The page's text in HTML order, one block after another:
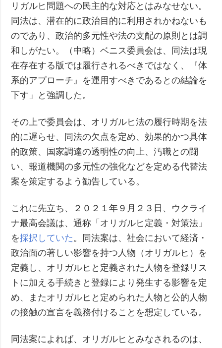
リガルヒ問題への民主的な対応とはみなせない。
同法は、潜在的に政治目的に利用されかねないも
のであり、政治的多元性や法の支配の原則とは調
和しがたい。（中略）ベニス委員会は、同法は現
在存在する版では履行されるべきではなく、『体
系的アプローチ』を運用すべきであるとの結論を
下す」と強調した。
その上で委員会は、オリガルヒ法の履行時期を法
的に遅らせ、同法の欠点を定め、効果的かつ具体
的政策、国家調達の透明性の向上、汚職との闘
い、報道機関の多元性の強化などを定める代替法
案を策定するよう勧告している。
これに先立ち、２０２１年９月２３日、ウクライ
ナ最高会議は、通称「オリガルヒ定義・対策法」
を採択していた 。同法案は、社会において経済・
政治面の著しい影響を持つ人物（オリガルヒ）を
定義し、オリガルヒと定義された人物を登録リス
トに加える手続きと登録により発生する影響を定
め、またオリガルヒと定められた人物と公的人物
の接触の宣言を義務付けることを想定している。
同法案によれば、オリガルヒとみなされるのは、